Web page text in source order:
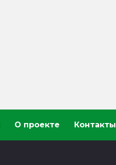
О проекте Контакты